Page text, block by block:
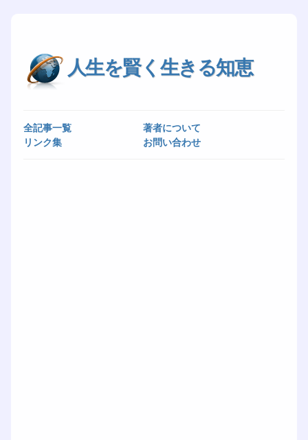
人生を賢く生きる知恵
全記事一覧
著者について
リンク集
お問い合わせ